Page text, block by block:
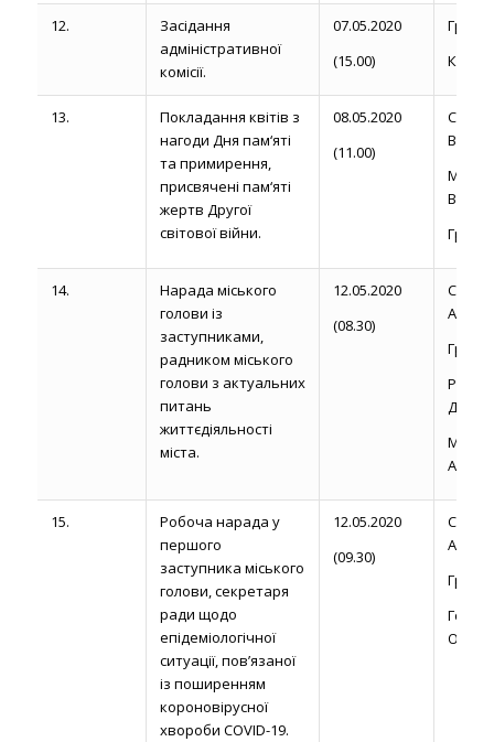
12.
Засідання
адміністративної
комісії.
07.05.2020
(15.00)
13.
Покладання квітів з
нагоди Дня пам‘яті
та примирення,
присвячені пам‘яті
жертв Другої
світової війни.
08.05.2020
(11.00)
В. Б.
В.А.
Груй
14.
Нарада міського
голови із
заступниками,
радником міського
голови з актуальних
питань
життєдіяльності
міста.
12.05.2020
(08.30)
А. М.
Д.
А.
15.
Робоча нарада у
першого
заступника міського
голови, секретаря
ради щодо
епідеміологічної
ситуації, пов’язаної
із поширенням
короновірусної
хвороби COVID-19.
12.05.2020
(09.30)
А. М.
О.М.